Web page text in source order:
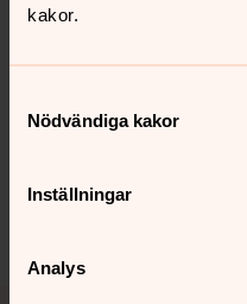
kakor.
Nödvändiga kakor
Inställningar
Analys
Synpunkter eller
innehåll?